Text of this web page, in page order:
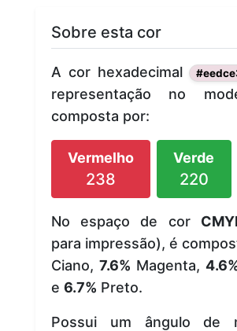
Sobre esta cor
A cor hexadecimal
representação no
composta por:
Vermelho
238
Verde
220
No espaço de cor
para impressão), é
Ciano, 7.6% Magenta,
e 6.7% Preto.
Possui um ângulo de